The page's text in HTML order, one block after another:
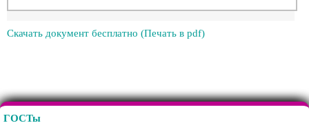
Скачать документ бесплатно (Печать в pdf)
ГОСТы